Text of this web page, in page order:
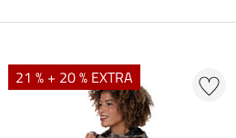
21 % + 20 % EXTRA